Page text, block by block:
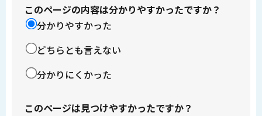
このページの内容は分かりやすかったですか？
分かりやすかった
どちらとも言えない
分かりにくかった
このページは見つけやすかったですか？